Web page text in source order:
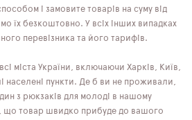
і замовите товарів на суму від
їх безкоштовно. У всіх інших випадках
перевізника та його тарифів.
міста України, включаючи Харків, Київ,
населені пункти. Де б ви не проживали,
з рюкзаків для молоді в нашому
що товар швидко прибуде до вашого